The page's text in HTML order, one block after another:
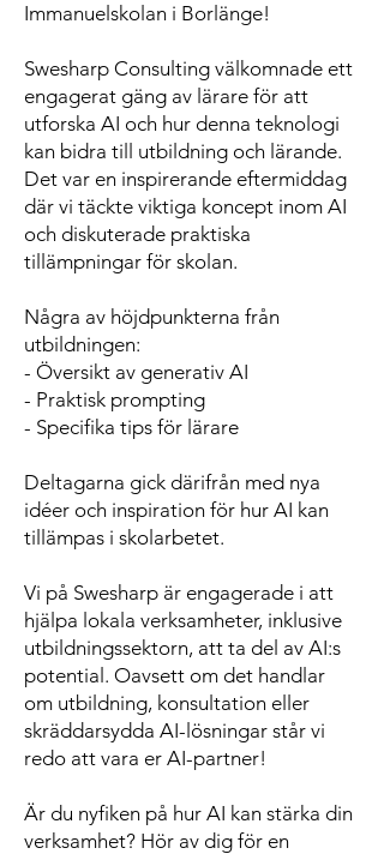
Immanuelskolan i Borlänge!
Swesharp Consulting välkomnade ett
engagerat gäng av lärare för att
utforska AI och hur denna teknologi
kan bidra till utbildning och lärande.
Det var en inspirerande eftermiddag
där vi täckte viktiga koncept inom AI
och diskuterade praktiska
tillämpningar för skolan.
Några av höjdpunkterna från
utbildningen:
- Översikt av generativ AI
- Praktisk prompting
- Specifika tips för lärare
Deltagarna gick därifrån med nya
idéer och inspiration för hur AI kan
tillämpas i skolarbetet.
Vi på Swesharp är engagerade i att
hjälpa lokala verksamheter, inklusive
utbildningssektorn, att ta del av AI:s
potential. Oavsett om det handlar
om utbildning, konsultation eller
skräddarsydda AI-lösningar står vi
redo att vara er AI-partner!
Är du nyfiken på hur AI kan stärka din
verksamhet? Hör av dig för en